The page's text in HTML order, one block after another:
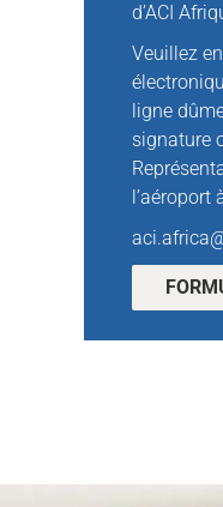
d’ACI
Veuillez
ligne
signature
l’aéroport